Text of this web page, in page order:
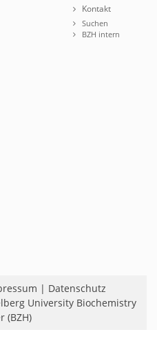
Kontakt
Suchen
BZH intern
| Datenschutz
University Biochemistry
(BZH)